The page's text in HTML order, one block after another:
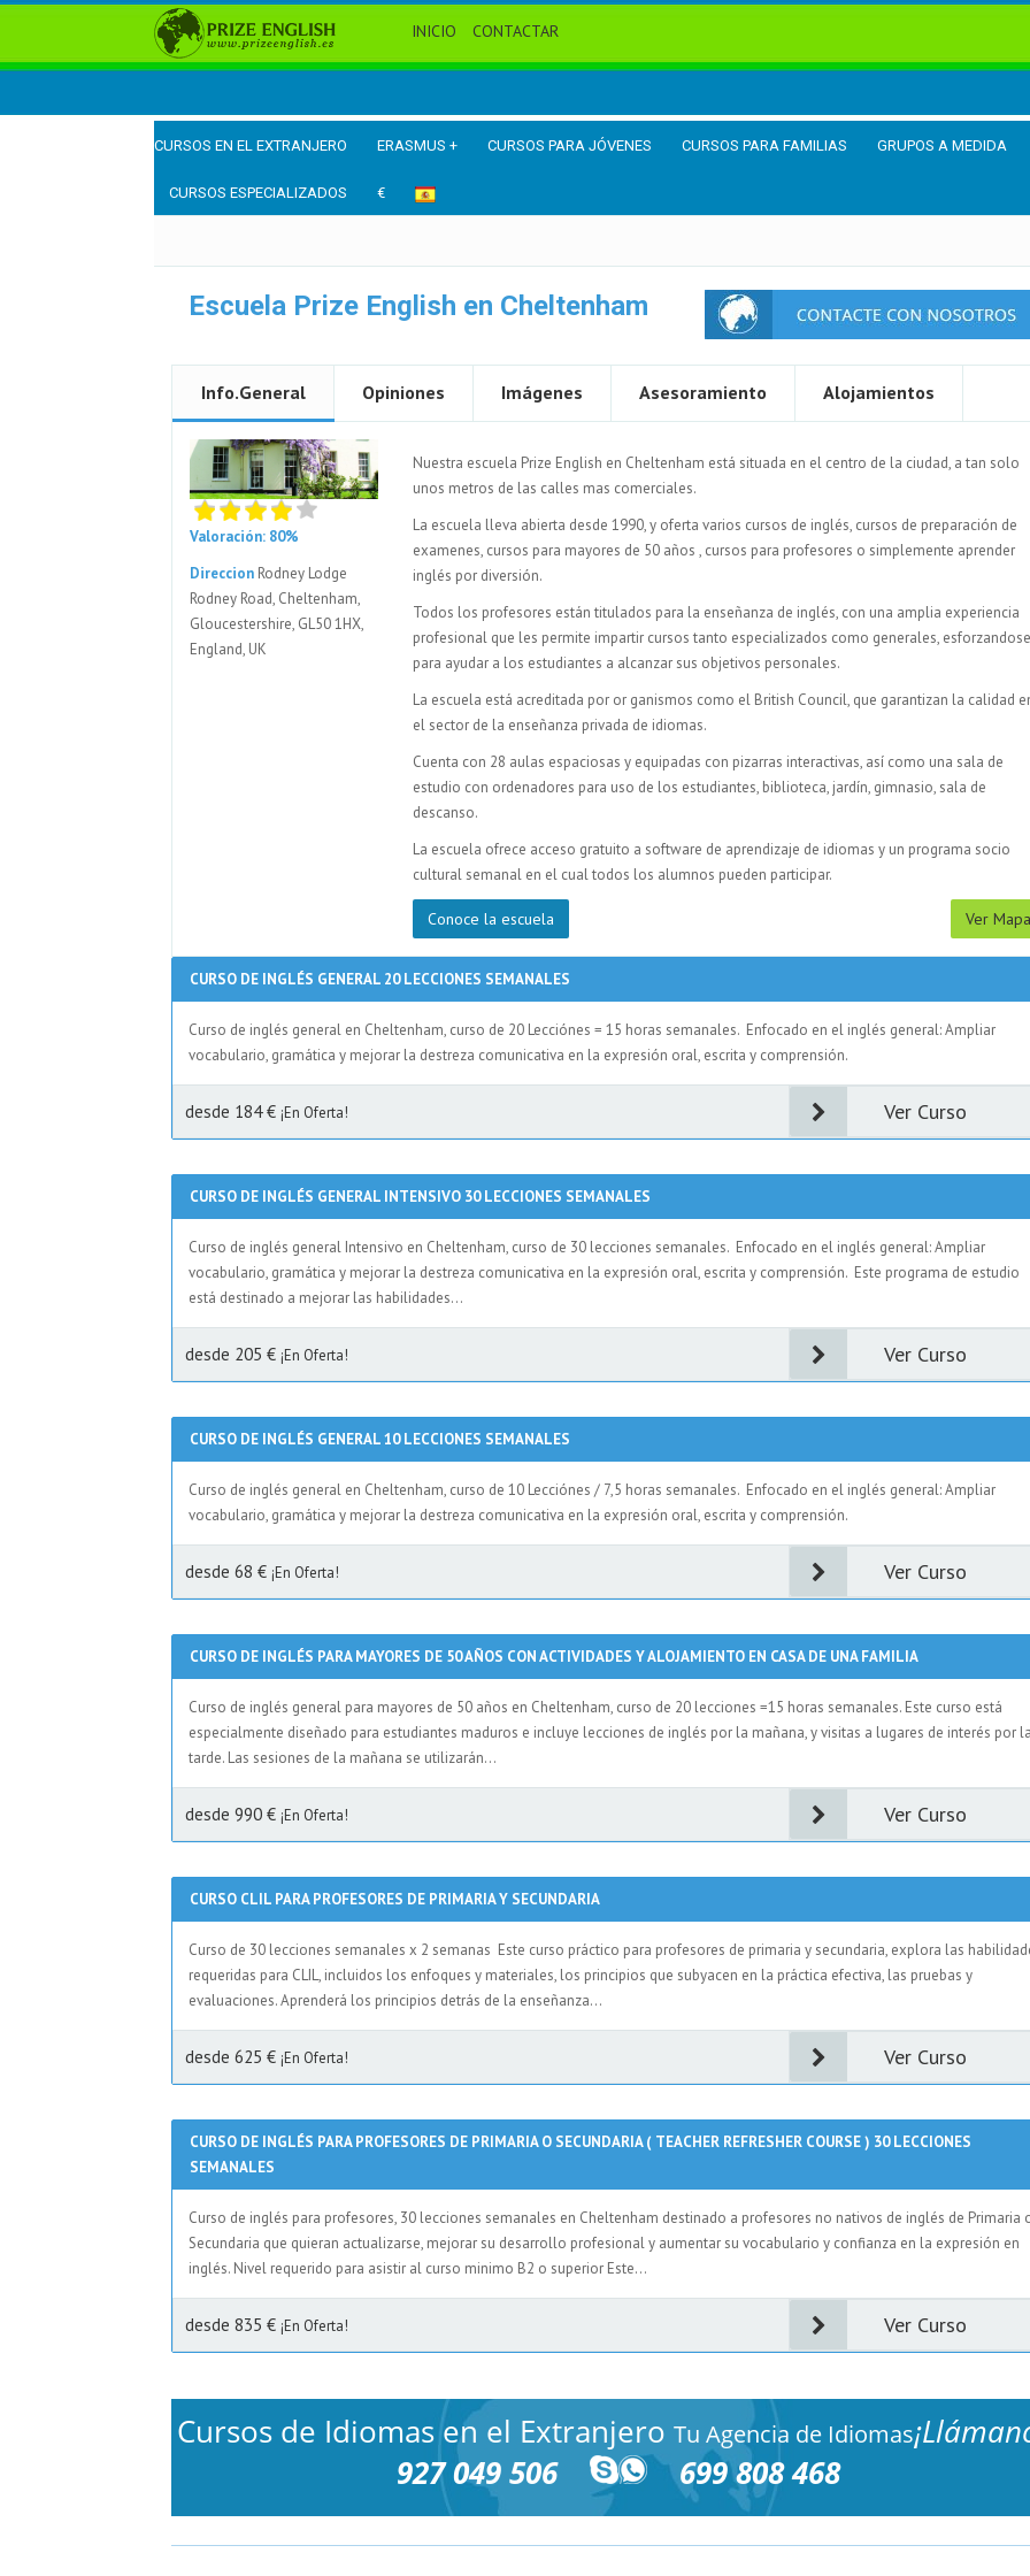
INICIO CONTACTAR
CURSOS EN EL EXTRANJERO ERASMUS + CURSOS PARA JÓVENES CURSOS PARA FAMILIAS GRUPOS A MEDIDA
CURSOS ESPECIALIZADOS €
Escuela Prize English en Cheltenham
Info.General Opiniones Imágenes Asesoramiento Alojamientos
Valoración: 80%
Direccion Rodney Lodge
Rodney Road, Cheltenham,
Gloucestershire, GL50 1HX,
England, UK
Nuestra escuela Prize English en Cheltenham está situada en el centro de la ciudad, a tan solo
unos metros de las calles mas comerciales.
La escuela lleva abierta desde 1990, y oferta varios cursos de inglés, cursos de preparación de
examenes, cursos para mayores de 50 años , cursos para profesores o simplemente aprender
inglés por diversión.
Todos los profesores están titulados para la enseñanza de inglés, con una amplia experiencia
profesional que les permite impartir cursos tanto especializados como generales, esforzandose
para ayudar a los estudiantes a alcanzar sus objetivos personales.
La escuela está acreditada por or ganismos como el British Council, que garantizan la calidad
el sector de la enseñanza privada de idiomas.
Cuenta con 28 aulas espaciosas y equipadas con pizarras interactivas, así como una sala de
estudio con ordenadores para uso de los estudiantes, biblioteca, jardín, gimnasio, sala de
descanso.
La escuela ofrece acceso gratuito a software de aprendizaje de idiomas y un programa socio
cultural semanal en el cual todos los alumnos pueden participar.
Conoce la escuela Ver Mapa
CURSO DE INGLÉS GENERAL 20 LECCIONES SEMANALES
Curso de inglés general en Cheltenham, curso de 20 Lecciónes = 15 horas semanales. Enfocado en el inglés general: Ampliar
vocabulario, gramática y mejorar la destreza comunicativa en la expresión oral, escrita y comprensión.
desde 184 € ¡En Oferta! Ver Curso
CURSO DE INGLÉS GENERAL INTENSIVO 30 LECCIONES SEMANALES
Curso de inglés general Intensivo en Cheltenham, curso de 30 lecciones semanales. Enfocado en el inglés general: Ampliar
vocabulario, gramática y mejorar la destreza comunicativa en la expresión oral, escrita y comprensión. Este programa de estudio
está destinado a mejorar las habilidades...
desde 205 € ¡En Oferta! Ver Curso
CURSO DE INGLÉS GENERAL 10 LECCIONES SEMANALES
Curso de inglés general en Cheltenham, curso de 10 Lecciónes / 7,5 horas semanales. Enfocado en el inglés general: Ampliar
vocabulario, gramática y mejorar la destreza comunicativa en la expresión oral, escrita y comprensión.
desde 68 € ¡En Oferta! Ver Curso
CURSO DE INGLÉS PARA MAYORES DE 50 AÑOS CON ACTIVIDADES Y ALOJAMIENTO EN CASA DE UNA FAMILIA
Curso de inglés general para mayores de 50 años en Cheltenham, curso de 20 lecciones =15 horas semanales. Este curso está
especialmente diseñado para estudiantes maduros e incluye lecciones de inglés por la mañana, y visitas a lugares de interés por
tarde. Las sesiones de la mañana se utilizarán...
desde 990 € ¡En Oferta! Ver Curso
CURSO CLIL PARA PROFESORES DE PRIMARIA Y SECUNDARIA
Curso de 30 lecciones semanales x 2 semanas Este curso práctico para profesores de primaria y secundaria, explora las
requeridas para CLIL, incluidos los enfoques y materiales, los principios que subyacen en la práctica efectiva, las pruebas y
evaluaciones. Aprenderá los principios detrás de la enseñanza...
desde 625 € ¡En Oferta! Ver Curso
CURSO DE INGLÉS PARA PROFESORES DE PRIMARIA O SECUNDARIA ( TEACHER REFRESHER COURSE ) 30 LECCIONES
SEMANALES
Curso de inglés para profesores, 30 lecciones semanales en Cheltenham destinado a profesores no nativos de inglés de Primaria
Secundaria que quieran actualizarse, mejorar su desarrollo profesional y aumentar su vocabulario y confianza en la expresión en
inglés. Nivel requerido para asistir al curso minimo B2 o superior Este...
desde 835 € ¡En Oferta! Ver Curso
Cursos de Idiomas en el Extranjero Tu Agencia de Idiomas
927 049 506
699 808 468